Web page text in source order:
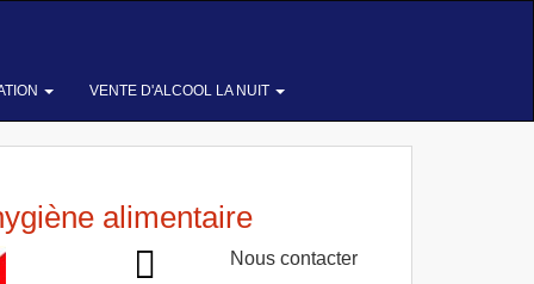
VENTE D'ALCOOL LA NUIT
alimentaire
Nous contacter